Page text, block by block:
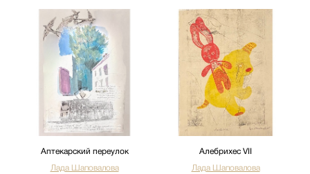
Аптекарский переулок
Лада Шаповалова
Алебрихес VII
Лада Шаповалова